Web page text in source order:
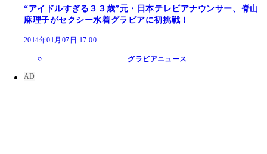
“アイドルすぎる３３歳”元・日本テレビアナウンサー、脊山
麻理子がセクシー水着グラビアに初挑戦！
2014年01月07日 17:00
グラビアニュース